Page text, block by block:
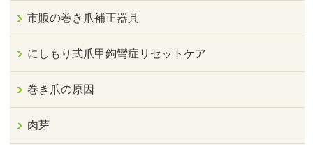
市販の巻き爪補正器具
にしもり式爪甲鉤彎症リセットケア
巻き爪の原因
肉芽